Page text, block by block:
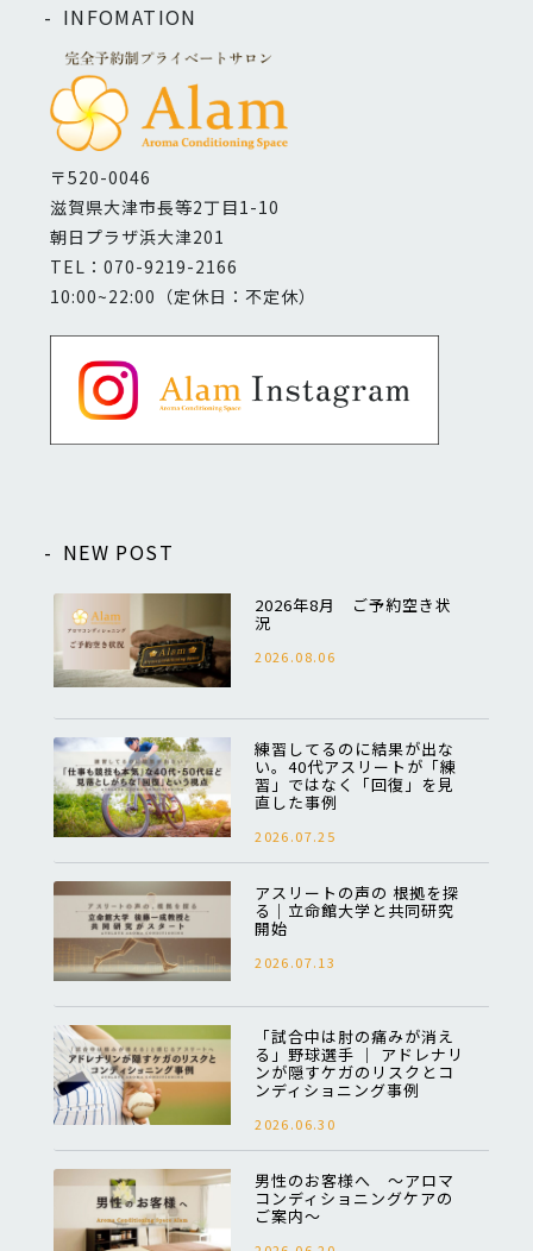
INFOMATION
〒520-0046
滋賀県大津市長等2丁目1-10
朝日プラザ浜大津201
TEL：070-9219-2166
10:00~22:00（定休日：不定休）
NEW POST
2026年8月 ご予約空き状
況
2026.08.06
練習してるのに結果が出な
い。40代アスリートが「練
習」ではなく「回復」を見
直した事例
2026.07.25
アスリートの声の 根拠を探
る｜立命館大学と共同研究
開始
2026.07.13
「試合中は肘の痛みが消え
る」野球選手 │ アドレナリ
ンが隠すケガのリスクとコ
ンディショニング事例
2026.06.30
男性のお客様へ ～アロマ
コンディショニングケアの
ご案内～